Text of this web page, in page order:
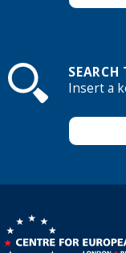
SEARCH
Insert a